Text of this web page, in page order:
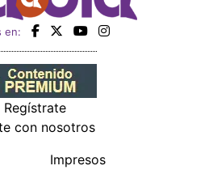
en:
Regístrate
con nosotros
Impresos